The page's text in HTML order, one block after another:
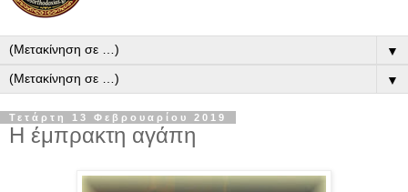
▼
▼
Τετάρτη 13 Φεβρουαρίου 2019
Η έμπρακτη αγάπη